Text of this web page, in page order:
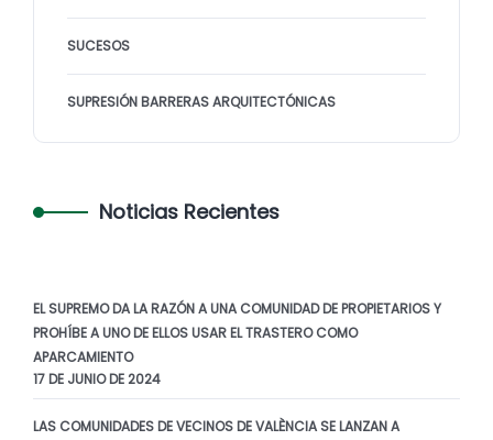
SUCESOS
SUPRESIÓN BARRERAS ARQUITECTÓNICAS
Noticias Recientes
EL SUPREMO DA LA RAZÓN A UNA COMUNIDAD DE PROPIETARIOS Y
PROHÍBE A UNO DE ELLOS USAR EL TRASTERO COMO
APARCAMIENTO
17 DE JUNIO DE 2024
LAS COMUNIDADES DE VECINOS DE VALÈNCIA SE LANZAN A